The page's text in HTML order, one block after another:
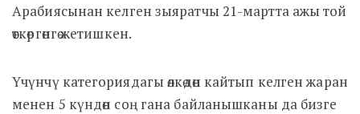
Арабиясынан келген зыяратчы 21-мартта ажы той
өткөргөнгө жетишкен.
Үчүнчү категориядагы өлкөдөн кайтып келген жаран
менен 5 күндөн соң гана байланышканы да бизге